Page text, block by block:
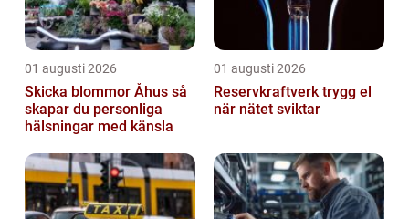
01 augusti 2026
Skicka blommor Åhus så
skapar du personliga
hälsningar med känsla
01 augusti 2026
Reservkraftverk trygg el
när nätet sviktar